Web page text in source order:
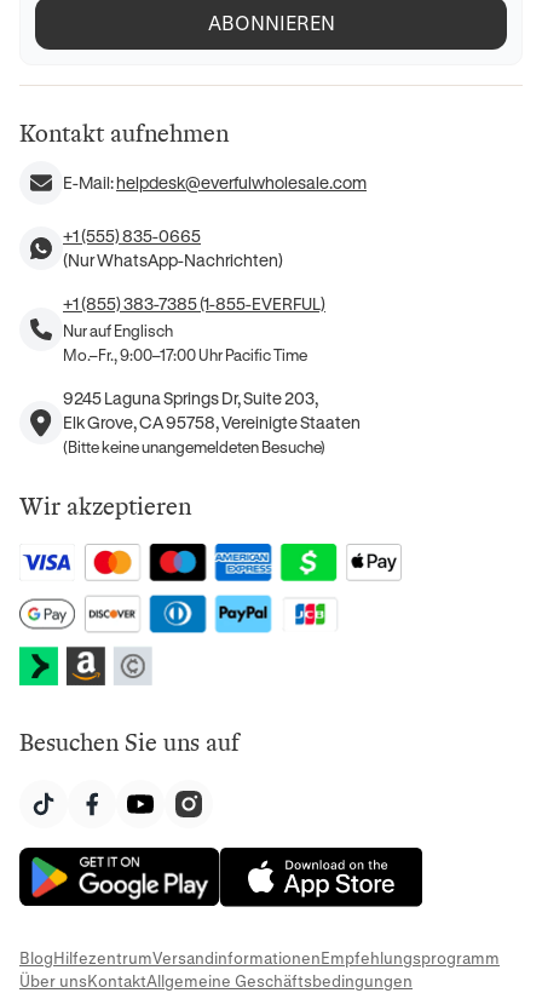
ABONNIEREN
Kontakt aufnehmen
E-Mail:helpdesk@everfulwholesale.com
+1 (555) 835-0665
(Nur WhatsApp-Nachrichten)
+1 (855) 383-7385 (1-855-EVERFUL)
Nur auf Englisch
Mo.–Fr., 9:00–17:00 Uhr Pacific Time
9245 Laguna Springs Dr, Suite 203,
Elk Grove, CA 95758, Vereinigte Staaten
(Bitte keine unangemeldeten Besuche)
Wir akzeptieren
Besuchen Sie uns auf
BlogHilfezentrumVersandinformationenEmpfehlungsprogramm
Über unsKontaktAllgemeine Geschäftsbedingungen